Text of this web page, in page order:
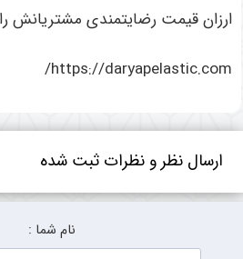
ارزان قیمت رضایتمندی مشتریانش
https://daryapelastic.com/
ارسال نظر و نظرات ثبت شده
نام شما :